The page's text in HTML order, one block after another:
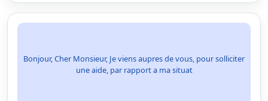
Bonjour, Cher Monsieur, Je viens aupres de vous, pour solliciter
une aide, par rapport a ma situat